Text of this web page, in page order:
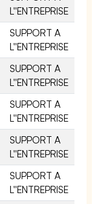
L''ENTREPRISE
SUPPORT A
L''ENTREPRISE
SUPPORT A
L''ENTREPRISE
SUPPORT A
L''ENTREPRISE
SUPPORT A
L''ENTREPRISE
SUPPORT A
L''ENTREPRISE